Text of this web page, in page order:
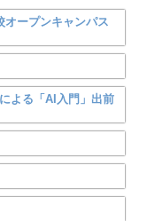
オープンキャンパス
よる「AI入門」出前